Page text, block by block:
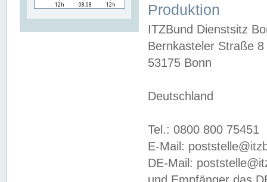
Produktion
ITZBund Dienstsitz
Bernkasteler Straße 8
53175 Bonn
Deutschland
Tel.: 0800 800 75451
E-Mail:
DE-Mail: